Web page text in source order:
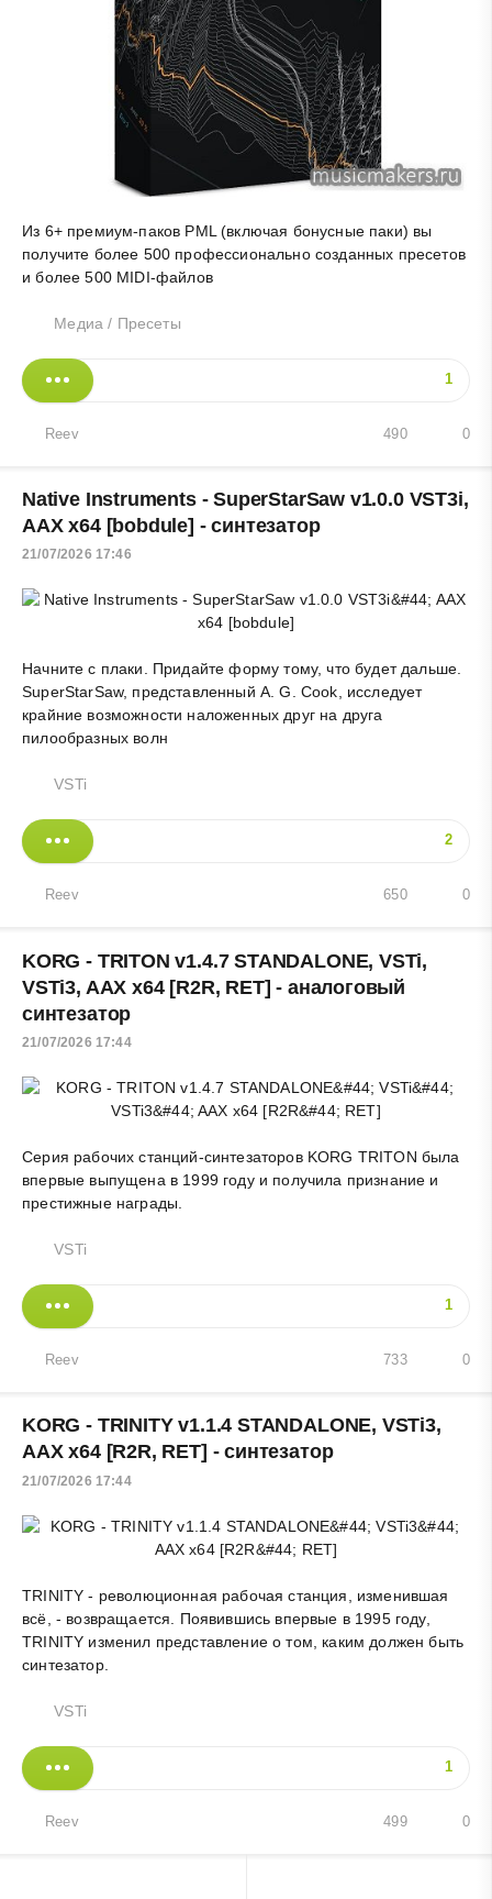
Из 6+ премиум-паков PML (включая бонусные паки) вы
получите более 500 профессионально созданных пресетов
и более 500 MIDI-файлов
Медиа / Пресеты
1
Reev 0
490
Native Instruments - SuperStarSaw v1.0.0 VST3i,
AAX x64 [bobdule] - синтезатор
21/07/2026 17:46
Начните с плаки. Придайте форму тому, что будет дальше.
SuperStarSaw, представленный A. G. Cook, исследует
крайние возможности наложенных друг на друга
пилообразных волн
VSTi
2
Reev 0
650
KORG - TRITON v1.4.7 STANDALONE, VSTi,
VSTi3, AAX x64 [R2R, RET] - аналоговый
синтезатор
21/07/2026 17:44
Серия рабочих станций-синтезаторов KORG TRITON была
впервые выпущена в 1999 году и получила признание и
престижные награды.
VSTi
1
Reev 0
733
KORG - TRINITY v1.1.4 STANDALONE, VSTi3,
AAX x64 [R2R, RET] - синтезатор
21/07/2026 17:44
TRINITY - революционная рабочая станция, изменившая
всё, - возвращается. Появившись впервые в 1995 году,
TRINITY изменил представление о том, каким должен быть
синтезатор.
VSTi
1
Reev 0
499